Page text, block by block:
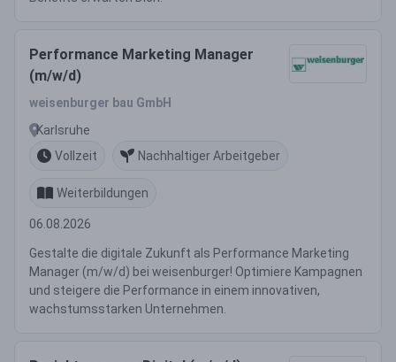
Performance Marketing Manager
(m/w/d)
weisenburger bau GmbH
Karlsruhe
Vollzeit
Nachhaltiger Arbeitgeber
Weiterbildungen
06.08.2026
Gestalte die digitale Zukunft als Performance Marketing
Manager (m/w/d) bei weisenburger! Optimiere Kampagnen
und steigere die Performance in einem innovativen,
wachstumsstarken Unternehmen.